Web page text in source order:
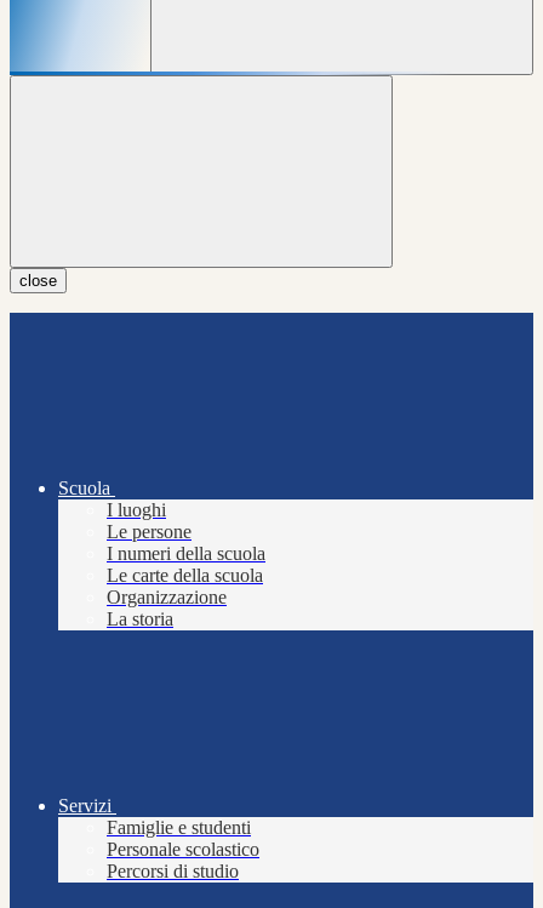
close
Scuola
I luoghi
Le persone
I numeri della scuola
Le carte della scuola
Organizzazione
La storia
Servizi
Famiglie e studenti
Personale scolastico
Percorsi di studio